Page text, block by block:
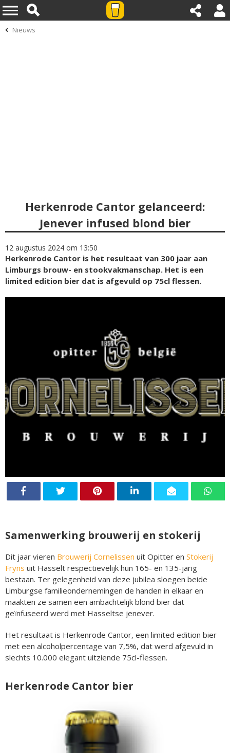
Nieuws
Herkenrode Cantor gelanceerd:
Jenever infused blond bier
12 augustus 2024 om 13:50
Herkenrode Cantor is het resultaat van 300 jaar aan
Limburgs brouw- en stookvakmanschap. Het is een
limited edition bier dat is afgevuld op 75cl flessen.
Samenwerking brouwerij en stokerij
Dit jaar vieren Brouwerij Cornelissen uit Opitter en Stokerij
Fryns uit Hasselt respectievelijk hun 165- en 135-jarig
bestaan. Ter gelegenheid van deze jubilea sloegen beide
Limburgse familieondernemingen de handen in elkaar en
maakten ze samen een ambachtelijk blond bier dat
geïnfuseerd werd met Hasseltse jenever.
Het resultaat is Herkenrode Cantor, een limited edition bier
met een alcoholpercentage van 7,5%, dat werd afgevuld in
slechts 10.000 elegant uitziende 75cl-flessen.
Herkenrode Cantor bier